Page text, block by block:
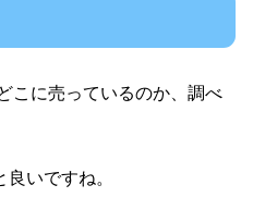
こに売っているのか、調べ
いですね。